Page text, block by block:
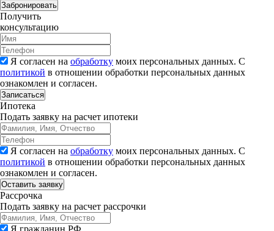
Забронировать
Получить
консультацию
Я согласен на обработку моих персональных данных. С
политикой в отношении обработки персональных данных
ознакомлен и согласен.
Записаться
Ипотека
Подать заявку на расчет ипотеки
Я согласен на обработку моих персональных данных. С
политикой в отношении обработки персональных данных
ознакомлен и согласен.
Рассрочка
Подать заявку на расчет рассрочки
Я гражданин РФ